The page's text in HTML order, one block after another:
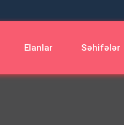
Elanlar Səhifələr